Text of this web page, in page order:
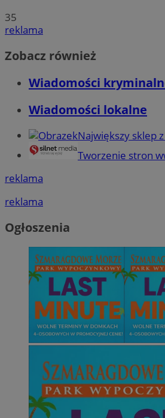
35
reklama
Zobacz również
Wiadomości
Wiadomości lokalne
Największy sklep
Tworzenie stron
reklama
reklama
Ogłoszenia